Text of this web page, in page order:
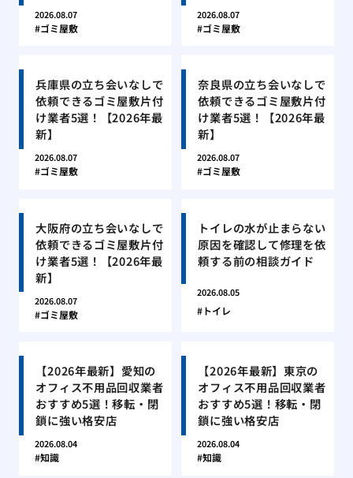
2026.08.07
ゴミ屋敷
2026.08.07
ゴミ屋敷
兵庫県の立ち会いなしで
依頼できるゴミ屋敷片付
け業者5選！【2026年最
新】
2026.08.07
ゴミ屋敷
奈良県の立ち会いなしで
依頼できるゴミ屋敷片付
け業者5選！【2026年最
新】
2026.08.07
ゴミ屋敷
大阪府の立ち会いなしで
依頼できるゴミ屋敷片付
け業者5選！【2026年最
新】
2026.08.07
ゴミ屋敷
トイレの水が止まらない
原因を確認して修理を依
頼する前の相談ガイド
2026.08.05
トイレ
【2026年最新】愛知の
オフィス不用品回収業者
おすすめ5選！移転・閉
鎖に強い格安店
2026.08.04
知識
【2026年最新】東京の
オフィス不用品回収業者
おすすめ5選！移転・閉
鎖に強い格安店
2026.08.04
知識